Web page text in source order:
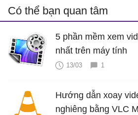
Có thể bạn quan tâm
5 phần mềm xem
nhất trên máy tính
13/03 1
Hướng dẫn xoay
nghiêng bằng VLC